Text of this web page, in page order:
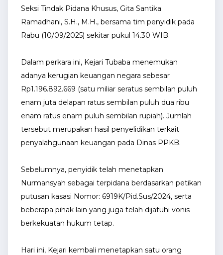
Seksi Tindak Pidana Khusus, Gita Santika
Ramadhani, S.H., M.H., bersama tim penyidik pada
Rabu (10/09/2025) sekitar pukul 14.30 WIB.
Dalam perkara ini, Kejari Tubaba menemukan
adanya kerugian keuangan negara sebesar
Rp1.196.892.669 (satu miliar seratus sembilan puluh
enam juta delapan ratus sembilan puluh dua ribu
enam ratus enam puluh sembilan rupiah). Jumlah
tersebut merupakan hasil penyelidikan terkait
penyalahgunaan keuangan pada Dinas PPKB.
Sebelumnya, penyidik telah menetapkan
Nurmansyah sebagai terpidana berdasarkan petikan
putusan kasasi Nomor: 6919K/Pid.Sus/2024, serta
beberapa pihak lain yang juga telah dijatuhi vonis
berkekuatan hukum tetap.
Hari ini, Kejari kembali menetapkan satu orang